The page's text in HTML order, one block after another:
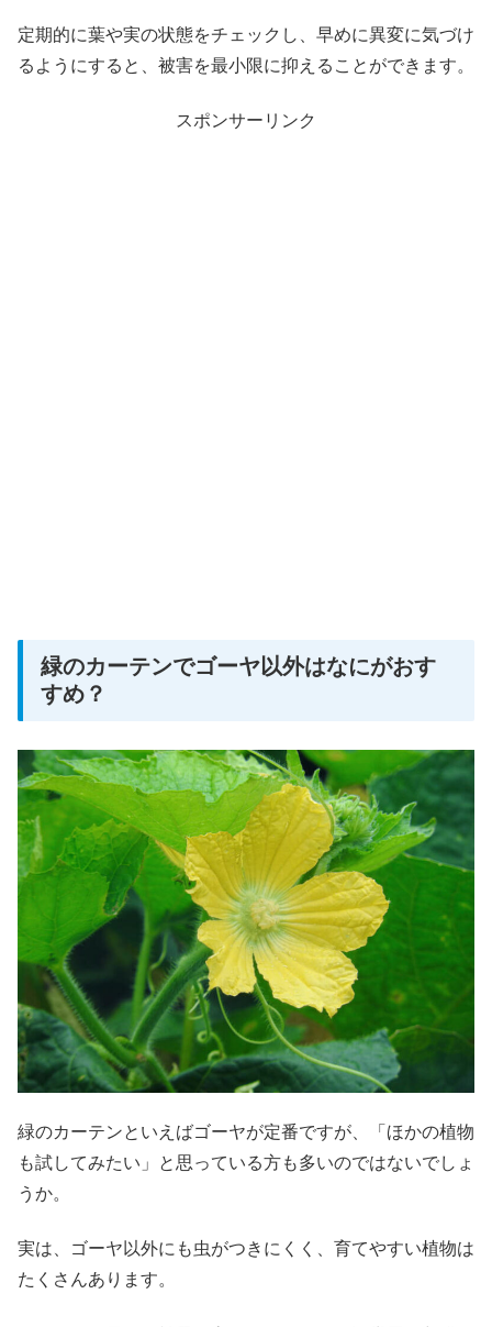
定期的に葉や実の状態をチェックし、早めに異変に気づけ
るようにすると、被害を最小限に抑えることができます。
スポンサーリンク
緑のカーテンでゴーヤ以外はなにがおす
すめ？
緑のカーテンといえばゴーヤが定番ですが、「ほかの植物
も試してみたい」と思っている方も多いのではないでしょ
うか。
実は、ゴーヤ以外にも虫がつきにくく、育てやすい植物は
たくさんあります。